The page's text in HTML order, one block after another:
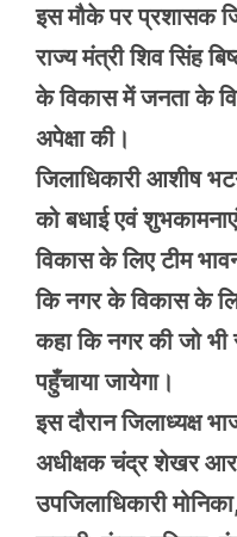
इस मौके पर प्रशासक
राज्य मंत्री शिव सिंह
के विकास में जनता के
अपेक्षा की।
जिलाधिकारी आशीष
को बधाई एवं
विकास के लिए टीम
कि नगर के विकास के
कहा कि नगर की जो
पहुँचाया जायेगा।
इस दौरान जिलाध्यक्ष
अधीक्षक चंद्र शेखर आर
उपजिलाधिकारी